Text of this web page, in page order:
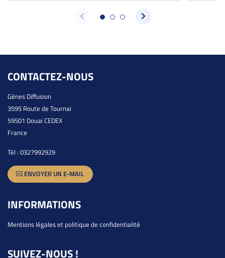
CONTACTEZ-NOUS
Gènes Diffusion
3595 Route de Tournai
59501 Douai CEDEX
France
Tél : 0327992929
ENVOYER UN E-MAIL
INFORMATIONS
Mentions légales et politique de confidentialité
SUIVEZ-NOUS !